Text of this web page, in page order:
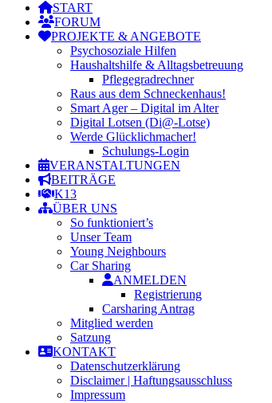
START
FORUM
PROJEKTE & ANGEBOTE
Psychosoziale Hilfen
Haushaltshilfe & Alltagsbetreuung
Pflegegradrechner
Raus aus dem Schneckenhaus!
Smart Ager – Digital im Alter
Digital Lotsen (Di@-Lotse)
Werde Glücklichmacher!
Schulungs-Login
VERANSTALTUNGEN
BEITRÄGE
K13
ÜBER UNS
So funktioniert’s
Unser Team
Young Neighbours
Car Sharing
ANMELDEN
Registrierung
Carsharing Antrag
Mitglied werden
Satzung
KONTAKT
Datenschutzerklärung
Disclaimer | Haftungsausschluss
Impressum